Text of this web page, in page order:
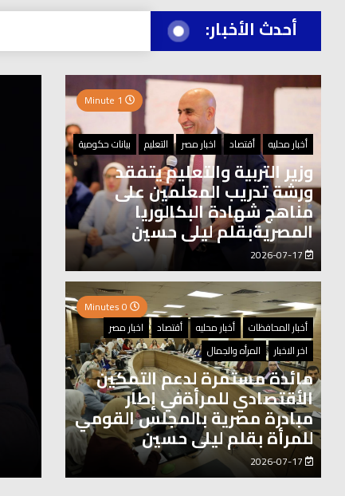
أحدث الأخبار:
أخبار محليه أقتصاد اخبار مصر التعليم بيانات حكومية
وزير التربية والتعليم يتفقد
ورشة تدريب المعلمين على
مناهج شهادة البكالوريا
المصريةبقلم ليلى حسين
2026-07-17
أخبار المحافظات
أخبار محليه أقتصاد
اخبار مصر
اخر الاخبار
المرأه والجمال
مائدة مستمرة لدعم التمكين
الأقتصادي للمرأةفي إطار
مبادرة مصرية بالمجلس القومي
للمرأة بقلم ليلى حسين
0 Minutes
جميلتين للفنان المايسترو ابراهيم بركات